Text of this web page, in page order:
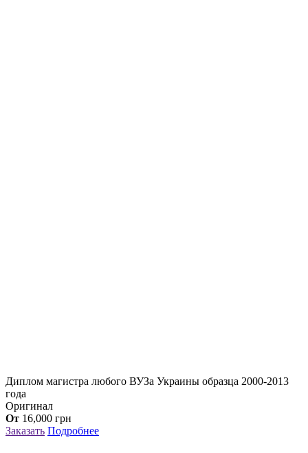
Диплом магистра любого ВУЗа Украины образца 2000-2013
года
Оригинал
От 16,000 грн
Заказать Подробнее